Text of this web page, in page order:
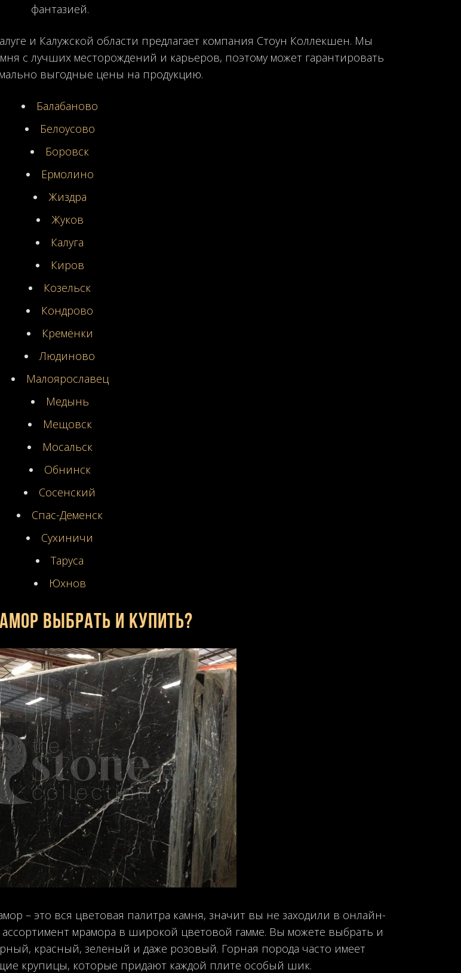
фантазией.
и Калужской области предлагает компания Стоун Коллекшен. Мы
с лучших месторождений и карьеров, поэтому может гарантировать
выгодные цены на продукцию.
Балабаново
Белоусово
Боровск
Ермолино
Жиздра
Жуков
Калуга
Киров
Козельск
Кондрово
Кремёнки
Людиново
Малоярославец
Медынь
Мещовск
Мосальск
Обнинск
Сосенский
Спас-Деменск
Сухиничи
Таруса
Юхнов
выбрать и купить?
– это вся цветовая палитра камня, значит вы не заходили в онлайн-
мрамора в широкой цветовой гамме. Вы можете выбрать и
красный, зеленый и даже розовый. Горная порода часто имеет
крупицы, которые придают каждой плите особый шик.